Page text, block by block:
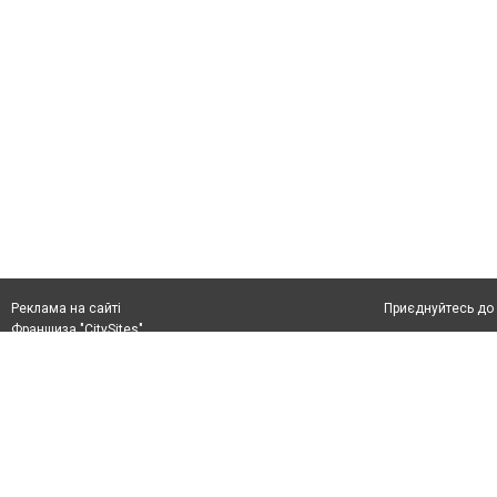
Реклама на сайті
Франшиза "CitySites"
Приєднуйтесь до